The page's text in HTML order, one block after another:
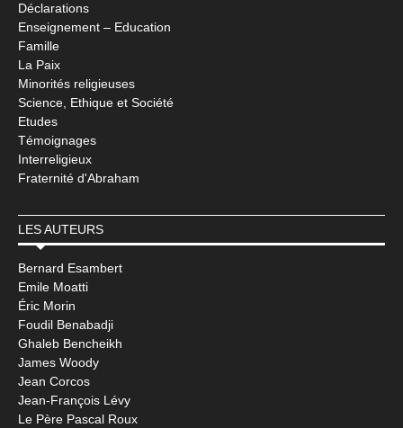
Déclarations
Enseignement – Education
Famille
La Paix
Minorités religieuses
Science, Ethique et Société
Etudes
Témoignages
Interreligieux
Fraternité d'Abraham
LES AUTEURS
Bernard Esambert
Emile Moatti
Éric Morin
Foudil Benabadji
Ghaleb Bencheikh
James Woody
Jean Corcos
Jean-François Lévy
Le Père Pascal Roux